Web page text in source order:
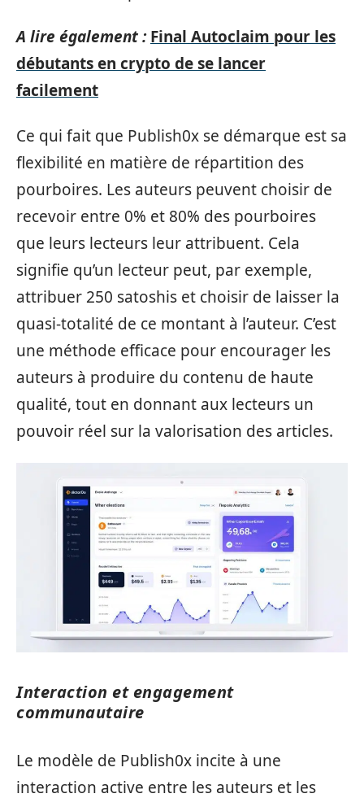
A lire également : Final Autoclaim pour les
débutants en crypto de se lancer
facilement
Ce qui fait que Publish0x se démarque est sa
flexibilité en matière de répartition des
pourboires. Les auteurs peuvent choisir de
recevoir entre 0% et 80% des pourboires
que leurs lecteurs leur attribuent. Cela
signifie qu’un lecteur peut, par exemple,
attribuer 250 satoshis et choisir de laisser la
quasi-totalité de ce montant à l’auteur. C’est
une méthode efficace pour encourager les
auteurs à produire du contenu de haute
qualité, tout en donnant aux lecteurs un
pouvoir réel sur la valorisation des articles.
Interaction et engagement
communautaire
Le modèle de Publish0x incite à une
interaction active entre les auteurs et les